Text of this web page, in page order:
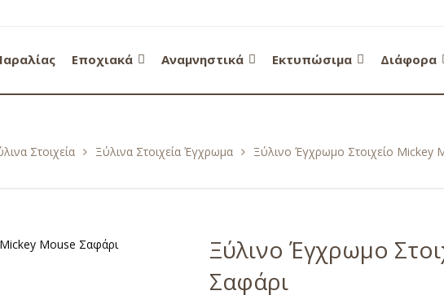
Εποχιακά Αναμνηστικά Εκτυπώσιμα Διάφορα
Στοιχεία Ξύλινα Στοιχεία Έγχρωμα Ξύλινο Έγχρωμο Στοιχείο Mickey
Ξύλινο Έγχρωμο
Σαφάρι